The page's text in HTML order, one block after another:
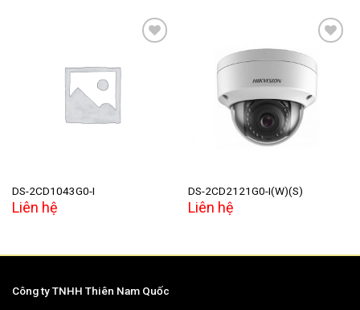
DS-2CD1043G0-I
Liên hệ
wishlist
DS-2CD2121G0-I(W)(S)
Liên hệ
Công ty TNHH Thiên Nam Quốc